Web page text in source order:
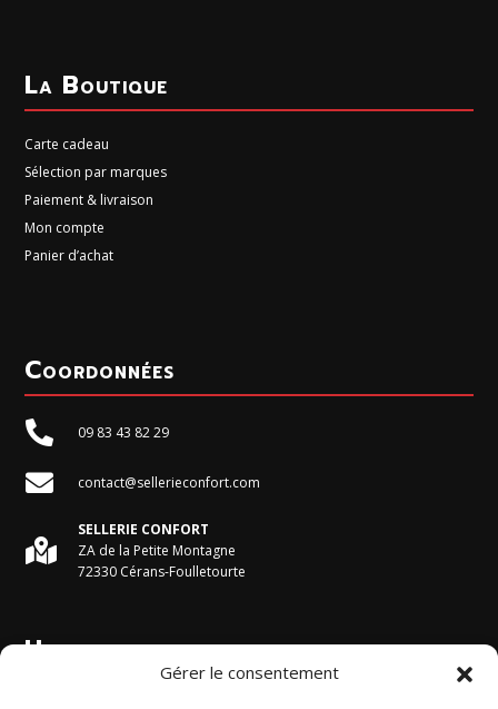
Gérer le consentement
La Boutique
Carte cadeau
Sélection par marques
Paiement & livraison
Mon compte
Panier d’achat
Coordonnées
 09 83 43 82 29
 contact@sellerieconfort.com

SELLERIE CONFORT
ZA de la Petite Montagne
72330 Cérans-Foulletourte
Horaires du magasin